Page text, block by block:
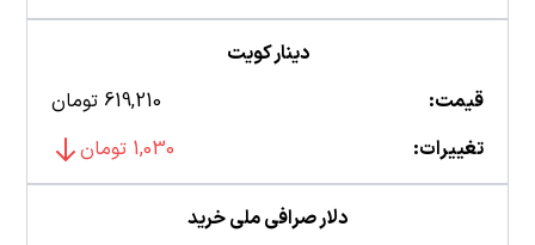
دینار کویت
قیمت:
619,210 تومان
تغییرات:
1,030 تومان
دلار صرافی ملی خرید